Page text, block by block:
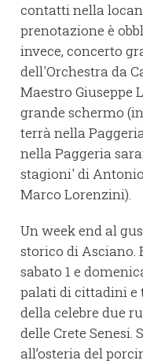
contatti nella
prenotazione è
invece, concerto
dell'Orchestra da
Maestro Giuseppe
grande schermo
terrà nella
nella Paggeria
stagioni' di
Marco Lorenzini).
Un week end al
storico di Asciano.
sabato 1 e
palati di cittadini e
della celebre due
delle Crete Senesi.
all’osteria del